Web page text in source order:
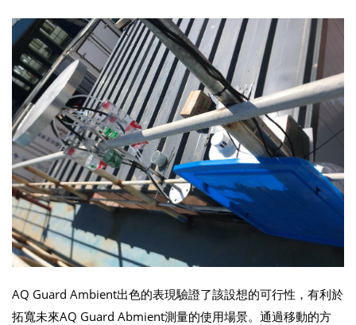
AQ Guard Ambient出色的表現驗證了該設想的可行性，有利於
拓寬未來AQ Guard Abmient測量的使用場景。通過移動的方